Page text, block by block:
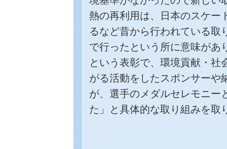
熱の再利用は、日本のスケー
るなど昔から行われている取
で行ったという所に意味があ
という表彰で、環境貢献・社
がる活動をしたスポンサーや
が、選手のメダルセレモニー
た」と具体的な取り組みを取